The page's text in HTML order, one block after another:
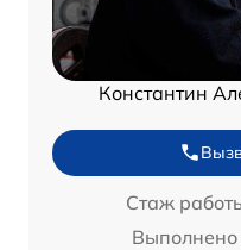
Константин
Стаж
Выполнено